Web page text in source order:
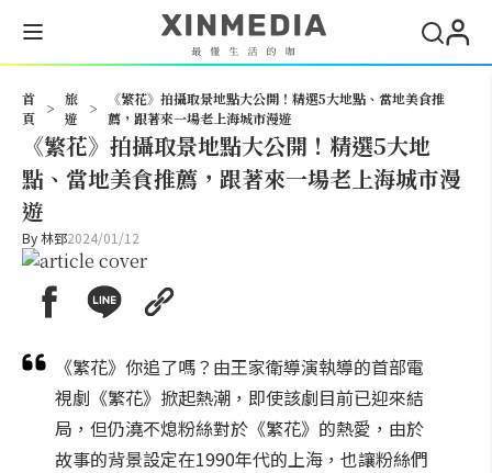
首
頁
>
旅
遊
>
《繁花》拍攝取景地點大公開！精選5大地點、當地美食推
薦，跟著來一場老上海城市漫遊
《繁花》拍攝取景地點大公開！精選5大地
點、當地美食推薦，跟著來一場老上海城市漫
遊
By林郅2024/01/12
《繁花》你追了嗎？由王家衛導演執導的首部電
視劇《繁花》掀起熱潮，即使該劇目前已迎來結
局，但仍澆不熄粉絲對於《繁花》的熱愛，由於
故事的背景設定在1990年代的上海，也讓粉絲們